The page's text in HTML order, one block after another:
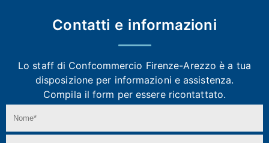
Contatti e informazioni
Lo staff di Confcommercio Firenze-Arezzoè a tua
disposizione per informazioni e assistenza.
Compila il form per essere ricontattato.